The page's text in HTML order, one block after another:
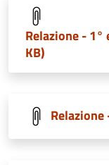
Relazione - 1°
KB)